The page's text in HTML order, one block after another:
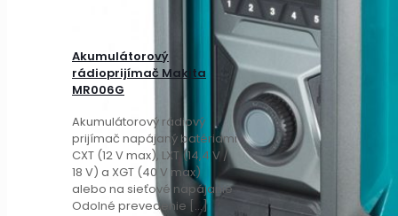
Akumulátorový
rádioprijímač Makita
MR006G
Akumulátorový rádiový
prijímač napájaný batériami
CXT (12 V max), LXT (14,4 V /
18 V) a XGT (40 V max)
alebo na sieťové napájanie
Odolné prevedenie […]